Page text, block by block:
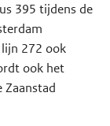
395 tijdens de
272 ook
ook het
Zaanstad